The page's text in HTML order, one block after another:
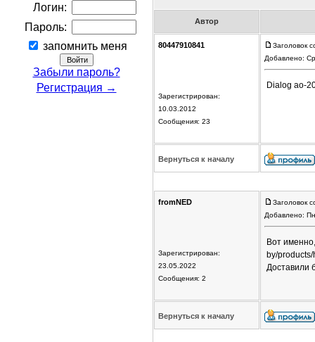
Логин:
Пароль:
запомнить меня
Забыли пароль?
Регистрация →
Автор
80447910841
Зарегистрирован:
10.03.2012
Сообщения: 23
Заголовок
Добавлено:
Dialog ao-
Вернуться к началу
fromNED
Зарегистрирован:
23.05.2022
Сообщения: 2
Заголовок
Добавлено:
Вот
by/
Доставили
Вернуться к началу